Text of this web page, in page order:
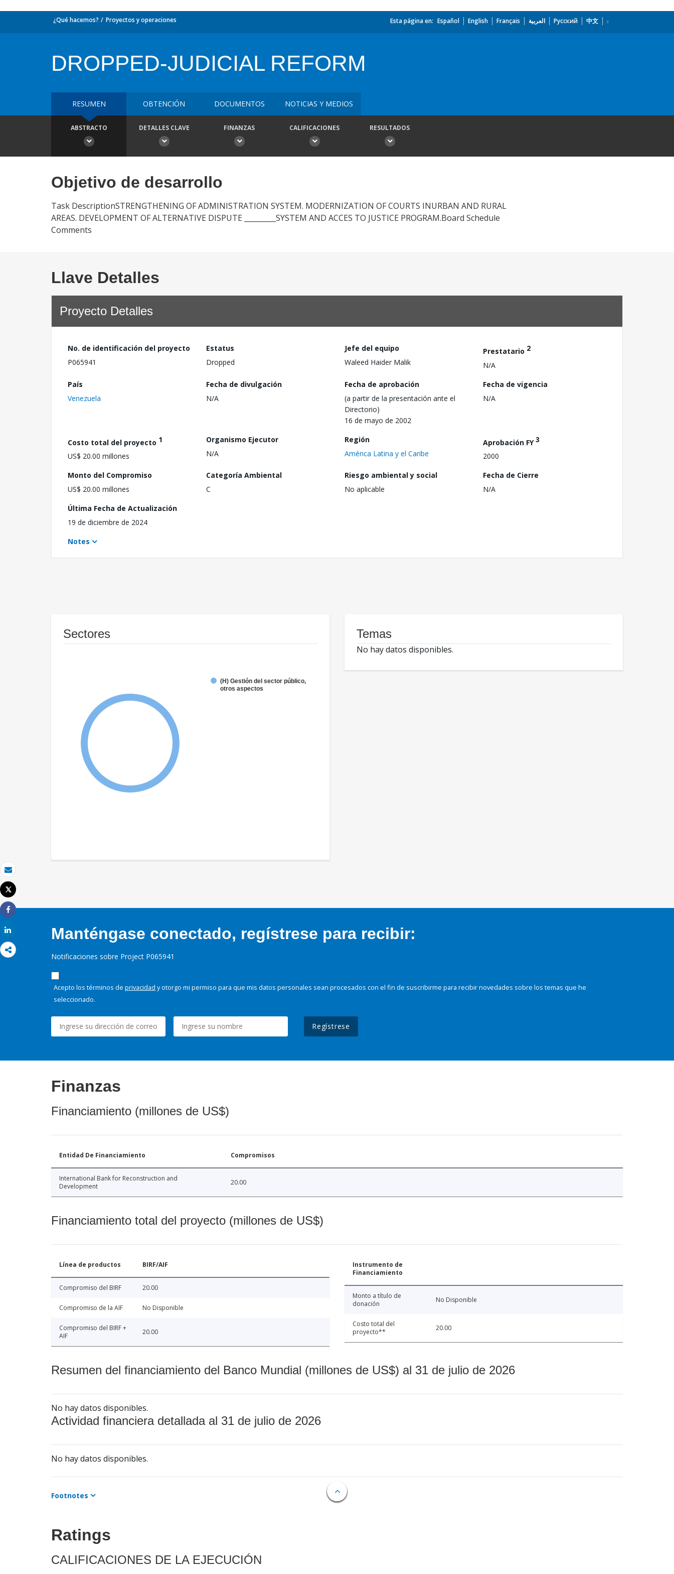
Correo electrónico
Imprimir
Tweet
Share
¿Qué hacemos? Proyectos y operaciones Esta página en: Español English Français العربية Русский 中文
DROPPED-JUDICIAL REFORM
RESUMEN OBTENCIÓN DOCUMENTOS NOTICIAS Y MEDIOS
ABSTRACTO DETALLES CLAVE FINANZAS CALIFICACIONES RESULTADOS
Objetivo de desarrollo
Task DescriptionSTRENGTHENING OF ADMINISTRATION SYSTEM. MODERNIZATION OF COURTS INURBAN AND RURAL
AREAS. DEVELOPMENT OF ALTERNATIVE DISPUTE _________SYSTEM AND ACCES TO JUSTICE PROGRAM.Board Schedule
Comments
Llave Detalles
Proyecto Detalles
No. de identificación del proyecto
P065941
Estatus
Dropped
Jefe del equipo
Waleed Haider Malik
Prestatario 2
N/A
País
Venezuela
Fecha de divulgación
N/A
Fecha de aprobación
(a partir de la presentación ante el
Directorio)
16 de mayo de 2002
Fecha de vigencia
N/A
Costo total del proyecto 1
US$ 20.00 millones
Organismo Ejecutor
N/A
Región
América Latina y el Caribe
Aprobación FY3
2000
Monto del Compromiso
US$ 20.00 millones
Categoría Ambiental
C
Riesgo ambiental y social
No aplicable
Fecha de Cierre
N/A
Última Fecha de Actualización
19 de diciembre de 2024
Notes
Sectores
(H) Gestión del sector público,
otros aspectos
Temas
No hay datos disponibles.
Manténgase conectado, regístrese para recibir:
Notificaciones sobre Project P065941
Acepto los términos de privacidad y otorgo mi permiso para que mis datos personales sean procesados con el fin de suscribirme para recibir novedades sobre los temas que he
seleccionado.
Regístrese
Finanzas
Financiamiento (millones de US$)
Entidad De Financiamiento Compromisos
International Bank for Reconstruction and
Development
20.00
Financiamiento total del proyecto (millones de US$)
Línea de productos BIRF/AIF
Compromiso del BIRF 20.00
Compromiso de la AIF No Disponible
Compromiso del BIRF +
AIF
20.00
Instrumento de
Financiamiento
Monto a título de
donación
No Disponible
Costo total del
proyecto**
20.00
Resumen del financiamiento del Banco Mundial (millones de US$) al 31 de julio de 2026
No hay datos disponibles.
Actividad financiera detallada al 31 de julio de 2026
No hay datos disponibles.
Footnotes
Ratings
CALIFICACIONES DE LA EJECUCIÓN